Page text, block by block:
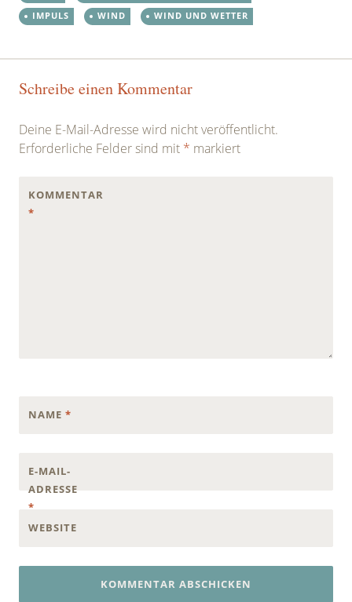
IMPULS
WIND WIND UND WETTER
Post
navigation
Schreibe einen Kommentar
Deine E-Mail-Adresse wird nicht veröffentlicht.
Erforderliche Felder sind mit * markiert
KOMMENTAR
*
NAME *
E-MAIL-
ADRESSE
*
WEBSITE